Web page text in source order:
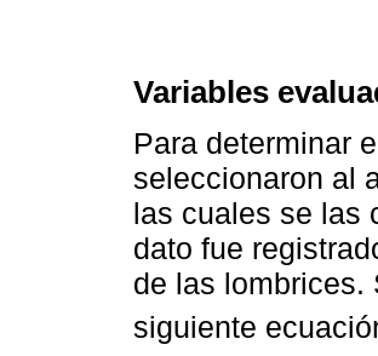
Variables
Para determinar
seleccionaron al
las cuales se las
dato fue
de las lombrices.
siguiente